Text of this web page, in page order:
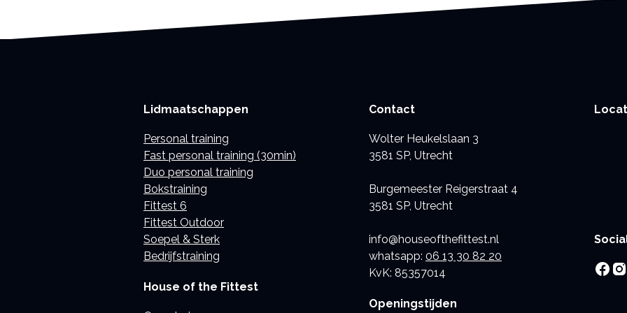
Lidmaatschappen
Personal training
Fast personal training (30min)
Duo personal training
Bokstraining
Fittest 6
Fittest Outdoor
Soepel & Sterk
Bedrijfstraining
House of the Fittest
Contact
Wolter Heukelslaan 3
3581 SP, Utrecht
Burgemeester Reigerstraat 4
3581 SP, Utrecht
info@houseofthefittest.nl
whatsapp: 06 13 30 82 20
KvK: 85357014
Openingstijden